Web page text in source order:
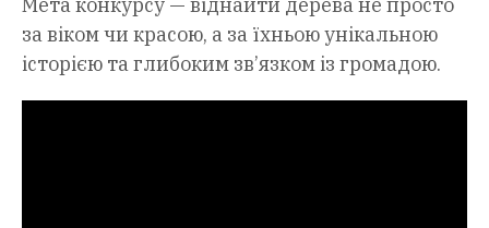
за віком чи красою, а за їхньою унікальною
історією та глибоким зв’язком із громадою.